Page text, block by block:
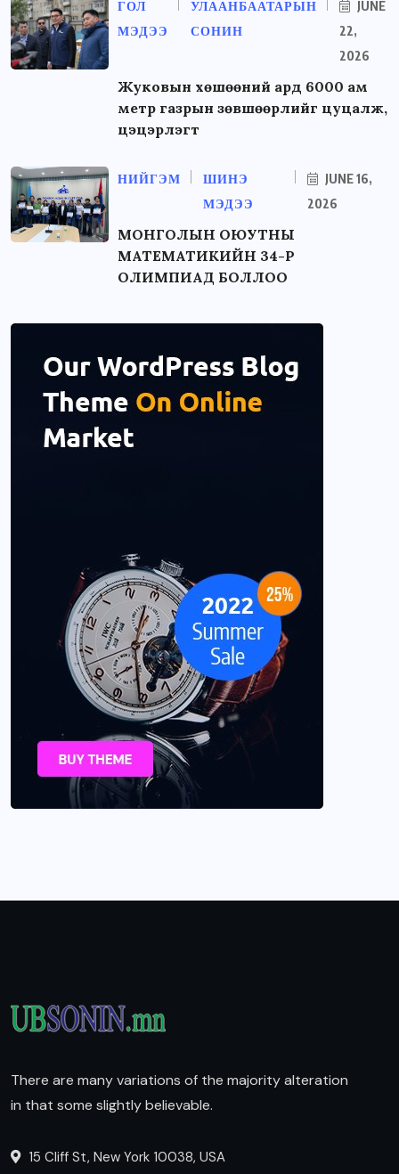
ГОЛ
МЭДЭЭ
УЛААНБААТАРЫН
СОНИН
JUNE
22,
2026
Жуковын хөшөөний ард 6000 ам
метр газрын зөвшөөрлийг цуцалж,
цэцэрлэгт
НИЙГЭМ
ШИНЭ
МЭДЭЭ
JUNE 16,
2026
МОНГОЛЫН ОЮУТНЫ
МАТЕМАТИКИЙН 34-Р
ОЛИМПИАД БОЛЛОО
There are many variations of the majority alteration
in that some slightly believable.
15 Cliff St, New York 10038, USA